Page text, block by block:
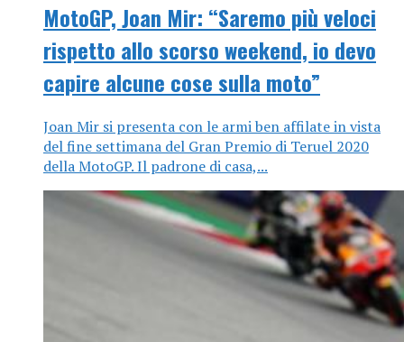
MotoGP, Joan Mir: “Saremo più veloci
rispetto allo scorso weekend, io devo
capire alcune cose sulla moto”
Joan Mir si presenta con le armi ben affilate in vista
del fine settimana del Gran Premio di Teruel 2020
della MotoGP. Il padrone di casa,...